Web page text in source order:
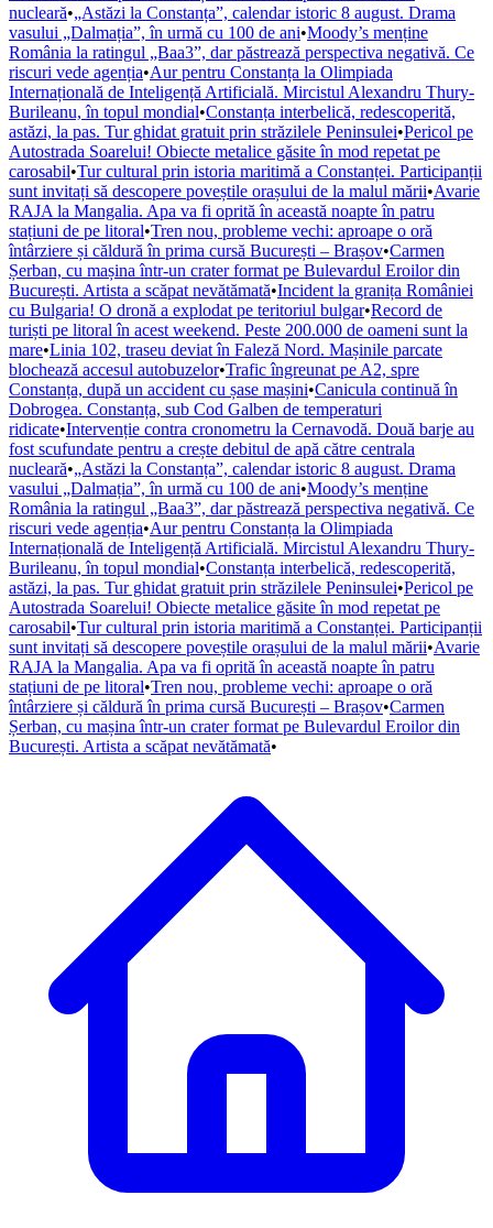
nucleară•„Astăzi la Constanța”, calendar istoric 8 august. Drama
vasului „Dalmația”, în urmă cu 100 de ani•Moody’s menține
România la ratingul „Baa3”, dar păstrează perspectiva negativă. Ce
riscuri vede agenția•Aur pentru Constanța la Olimpiada
Internațională de Inteligență Artificială. Mircistul Alexandru Thury-
Burileanu, în topul mondial•Constanța interbelică, redescoperită,
astăzi, la pas. Tur ghidat gratuit prin străzilele Peninsulei•Pericol pe
Autostrada Soarelui! Obiecte metalice găsite în mod repetat pe
carosabil•Tur cultural prin istoria maritimă a Constanței. Participanții
sunt invitați să descopere poveștile orașului de la malul mării•Avarie
RAJA la Mangalia. Apa va fi oprită în această noapte în patru
stațiuni de pe litoral•Tren nou, probleme vechi: aproape o oră
întârziere și căldură în prima cursă București – Brașov•Carmen
Șerban, cu mașina într-un crater format pe Bulevardul Eroilor din
București. Artista a scăpat nevătămată•Incident la granița României
cu Bulgaria! O dronă a explodat pe teritoriul bulgar•Record de
turiști pe litoral în acest weekend. Peste 200.000 de oameni sunt la
mare•Linia 102, traseu deviat în Faleză Nord. Mașinile parcate
blochează accesul autobuzelor•Trafic îngreunat pe A2, spre
Constanța, după un accident cu șase mașini•Canicula continuă în
Dobrogea. Constanța, sub Cod Galben de temperaturi
ridicate•Intervenție contra cronometru la Cernavodă. Două barje au
fost scufundate pentru a crește debitul de apă către centrala
nucleară•„Astăzi la Constanța”, calendar istoric 8 august. Drama
vasului „Dalmația”, în urmă cu 100 de ani•Moody’s menține
România la ratingul „Baa3”, dar păstrează perspectiva negativă. Ce
riscuri vede agenția•Aur pentru Constanța la Olimpiada
Internațională de Inteligență Artificială. Mircistul Alexandru Thury-
Burileanu, în topul mondial•Constanța interbelică, redescoperită,
astăzi, la pas. Tur ghidat gratuit prin străzilele Peninsulei•Pericol pe
Autostrada Soarelui! Obiecte metalice găsite în mod repetat pe
carosabil•Tur cultural prin istoria maritimă a Constanței. Participanții
sunt invitați să descopere poveștile orașului de la malul mării•Avarie
RAJA la Mangalia. Apa va fi oprită în această noapte în patru
stațiuni de pe litoral•Tren nou, probleme vechi: aproape o oră
întârziere și căldură în prima cursă București – Brașov•Carmen
Șerban, cu mașina într-un crater format pe Bulevardul Eroilor din
București. Artista a scăpat nevătămată•